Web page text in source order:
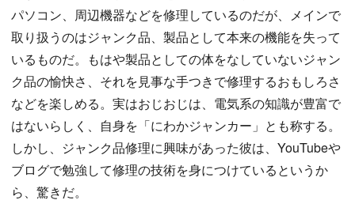
パソコン、周辺機器などを修理しているのだが、メインで
取り扱うのはジャンク品、製品として本来の機能を失って
いるものだ。もはや製品としての体をなしていないジャン
ク品の愉快さ、それを見事な手つきで修理するおもしろさ
などを楽しめる。実はおじおじは、電気系の知識が豊富で
はないらしく、自身を「にわかジャンカー」とも称する。
しかし、ジャンク品修理に興味があった彼は、YouTubeや
ブログで勉強して修理の技術を身につけているというか
ら、驚きだ。